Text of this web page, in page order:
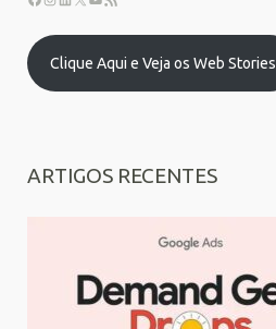
Clique Aqui e Veja os Web Stories
ARTIGOS RECENTES